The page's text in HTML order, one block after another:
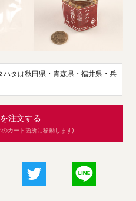
タは秋田県・青森県・福井県・兵
注文する
カート箇所に移動します)